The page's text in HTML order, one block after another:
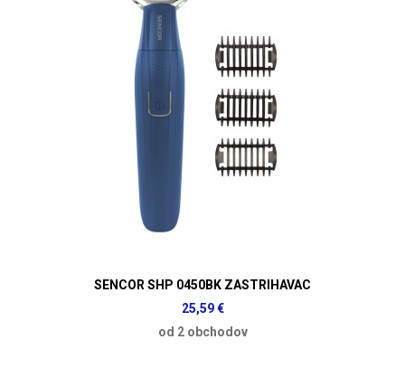
SENCOR SHP 0450BK ZASTRIHAVAC
25,59 €
od 2 obchodov